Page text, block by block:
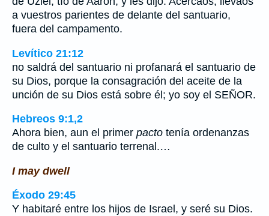
a vuestros parientes de delante del santuario,
fuera del campamento.
Levítico 21:12
no saldrá del santuario ni profanará el santuario de
su Dios, porque la consagración del aceite de la
unción de su Dios está sobre él; yo soy el SEÑOR.
Hebreos 9:1,2
Ahora bien, aun el primer pacto tenía ordenanzas
de culto y el santuario terrenal.…
I may dwell
Éxodo 29:45
Y habitaré entre los hijos de Israel, y seré su Dios.